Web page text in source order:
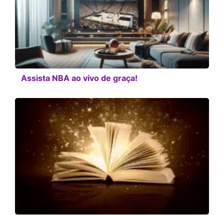
Assista NBA ao vivo de graça!